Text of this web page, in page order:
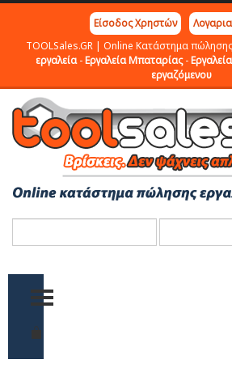
Είσοδος Χρηστών
TOOLSales.GR | Online Κατάστημα
εργαλεία-Εργαλεία Μπαταρίας-
εργαζόμενου
TOGGLE MENU